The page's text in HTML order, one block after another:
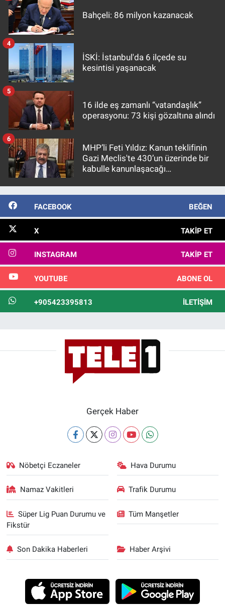
Bahçeli: 86 milyon kazanacak
İSKİ: İstanbul'da 6 ilçede su
kesintisi yaşanacak
4
16 ilde eş zamanlı “vatandaşlık”
operasyonu: 73 kişi gözaltına alındı
5
MHP’li Feti Yıldız: Kanun teklifinin
Gazi Meclis'te 430’un üzerinde bir
kabulle kanunlaşacağı
6
FACEBOOK BEĞEN
X TAKIP ET
INSTAGRAM TAKIP ET
YOUTUBE ABONE OL
+905423395813 İLETIŞIM
Gerçek Haber
Nöbetçi Eczaneler Hava Durumu
Namaz Vakitleri Trafik Durumu
Süper Lig Puan Durumu ve
Fikstür
Tüm Manşetler
Son Dakika Haberleri Haber Arşivi